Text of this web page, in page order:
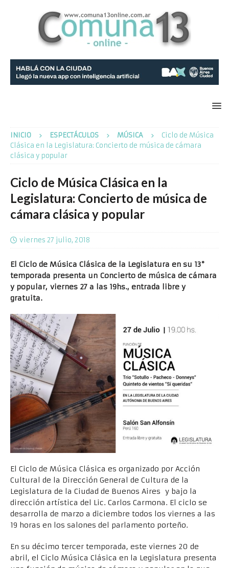
INICIO ESPECTÁCULOS MÚSICA
Ciclo de Música
Clásica en la Legislatura: Concierto de música de cámara
clásica y popular
Ciclo de Música Clásica en la
Legislatura: Concierto de música de
cámara clásica y popular
viernes 27 julio, 2018
El Ciclo de Música Clásica de la Legislatura en su 13°
temporada presenta un Concierto de música de cámara
y popular, viernes 27 a las 19hs., entrada libre y
gratuita.
El Ciclo de Música Clásica es organizado por Acción
Cultural de la Dirección General de Cultura de la
Legislatura de la Ciudad de Buenos Aires y bajo la
dirección artística del Lic. Carlos Carmona. El ciclo se
desarrolla de marzo a diciembre todos los viernes a las
19 horas en los salones del parlamento porteño.
En su décimo tercer temporada, este viernes 20 de
abril, el Ciclo Música Clásica en la Legislatura presenta